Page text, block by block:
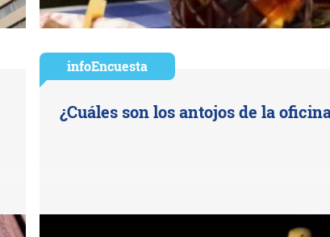
infoEncuesta
¿Cuáles son los antojos de la